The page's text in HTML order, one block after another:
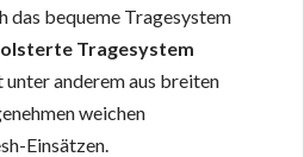
das bequeme Tragesystem
Tragesystem
unter anderem aus breiten
weichen
Einsätzen.